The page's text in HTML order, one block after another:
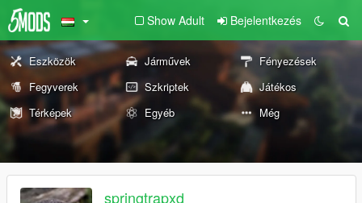
Show Adult Bejelentkezés
Eszközök Járművek
Fényezések
Fegyverek
Szkriptek
Játékos
Térképek
Egyéb Még
springtrapxd